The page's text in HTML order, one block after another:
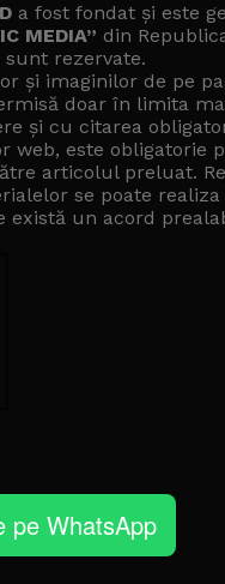
a fost fondat și este
MEDIA” din
rezervate.
și imaginilor de pe
doar în limita
și cu citarea
web, este obligatorie
articolul preluat.
se poate
există un acord
pe WhatsApp